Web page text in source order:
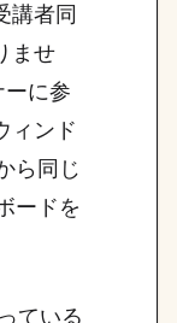
講者同
ませ
に参
ィンド
ら同じ
ードを
ている